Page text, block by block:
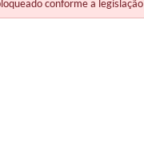
conforme a